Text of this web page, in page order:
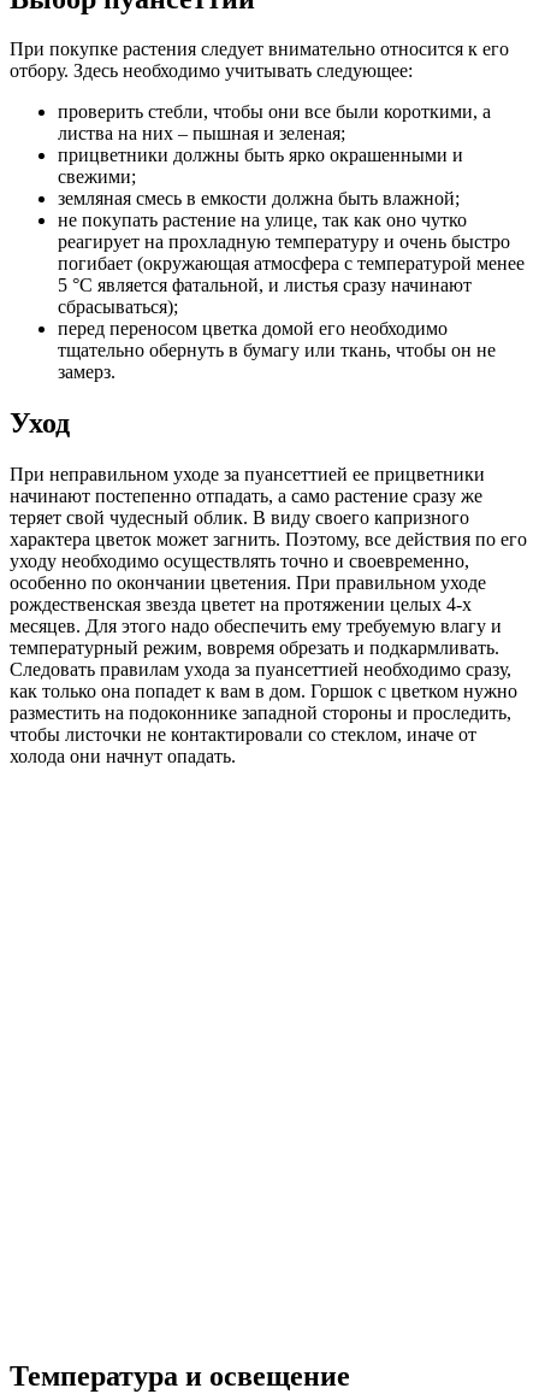
При покупке растения следует внимательно относится к его
отбору. Здесь необходимо учитывать следующее:
проверить стебли, чтобы они все были короткими, а
листва на них – пышная и зеленая;
прицветники должны быть ярко окрашенными и
свежими;
земляная смесь в емкости должна быть влажной;
не покупать растение на улице, так как оно чутко
реагирует на прохладную температуру и очень быстро
погибает (окружающая атмосфера с температурой менее
5 °C является фатальной, и листья сразу начинают
сбрасываться);
перед переносом цветка домой его необходимо
тщательно обернуть в бумагу или ткань, чтобы он не
замерз.
Уход
При неправильном уходе за пуансеттией ее прицветники
начинают постепенно отпадать, а само растение сразу же
теряет свой чудесный облик. В виду своего капризного
характера цветок может загнить. Поэтому, все действия по его
уходу необходимо осуществлять точно и своевременно,
особенно по окончании цветения. При правильном уходе
рождественская звезда цветет на протяжении целых 4-х
месяцев. Для этого надо обеспечить ему требуемую влагу и
температурный режим, вовремя обрезать и подкармливать.
Следовать правилам ухода за пуансеттией необходимо сразу,
как только она попадет к вам в дом. Горшок с цветком нужно
разместить на подоконнике западной стороны и проследить,
чтобы листочки не контактировали со стеклом, иначе от
холода они начнут опадать.
Температура и освещение